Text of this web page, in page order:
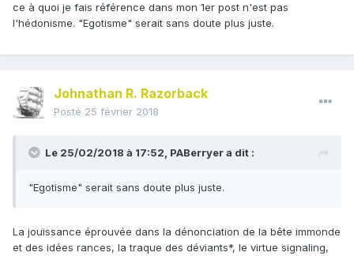
ce à quoi je fais référence dans mon 1er post n'est pas
l'hédonisme. "Egotisme" serait sans doute plus juste.
Johnathan R. Razorback
Posté 25 février 2018
Le 25/02/2018 à 17:52, PABerryera dit :
"Egotisme" serait sans doute plus juste.
La jouissance éprouvée dans la dénonciation de la bête immonde
et des idées rances, la traque des déviants*, le virtue signaling,